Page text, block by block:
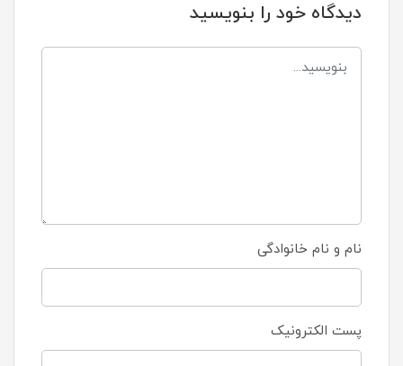
دیدگاه خود را بنویسید
نام و نام خانوادگی
پست الکترونیک